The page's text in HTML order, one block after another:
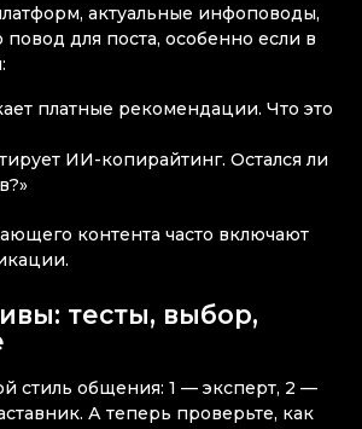
актуальные инфоповоды,
повод для поста, особенно если в
платные рекомендации. Что это
ИИ-копирайтинг. Остался ли
контента часто включают
тесты, выбор,
стиль общения: 1 — эксперт, 2 —
А теперь проверьте, как